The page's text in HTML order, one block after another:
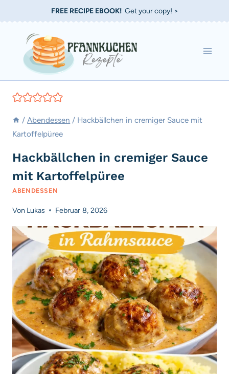
Inhalt
springen
FREE RECIPE EBOOK!Get your copy! >
/ Abendessen / Hackbällchen in cremiger Sauce mit
Kartoffelpüree
Hackbällchen in cremiger Sauce
mit Kartoffelpüree
ABENDESSEN
Von Lukas Februar 8, 2026